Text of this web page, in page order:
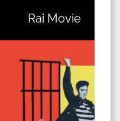
Rai Movie